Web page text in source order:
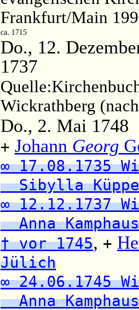
Frankfurt/Main
ca. 1715
Do., 12.
1737
Quelle:
Wickrathberg
Do., 2. Mai 1748
+ Johann Georg
∞ 17.08.1735
Sibylla
∞ 12.12.1737
Anna
† vor 1745, +
Jülich
∞ 24.06.1745
Anna